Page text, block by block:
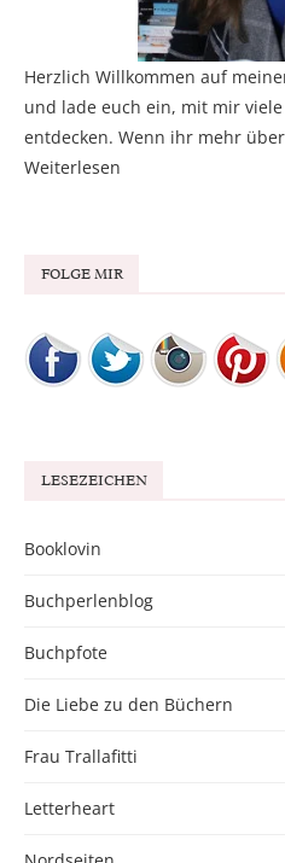
Herzlich Willkommen auf
und lade euch ein, mit mir
entdecken. Wenn ihr mehr
Weiterlesen
FOLGE MIR
LESEZEICHEN
Booklovin
Buchperlenblog
Buchpfote
Die Liebe zu den Büchern
Frau Trallafitti
Letterheart